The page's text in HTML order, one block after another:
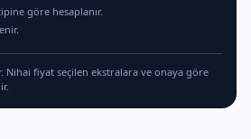
göre hesaplanır.
Nihai fiyat seçilen ekstralara ve onaya göre